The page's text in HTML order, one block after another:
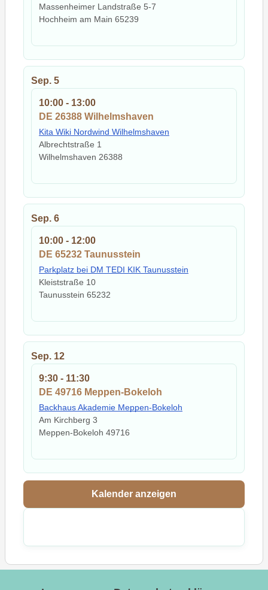
Massenheimer Landstraße 5-7
Hochheim am Main 65239
Sep. 5
10:00 - 13:00
DE 26388 Wilhelmshaven
Kita Wiki Nordwind Wilhelmshaven
Albrechtstraße 1
Wilhelmshaven 26388
Sep. 6
10:00 - 12:00
DE 65232 Taunusstein
Parkplatz bei DM TEDI KIK Taunusstein
Kleiststraße 10
Taunusstein 65232
Sep. 12
9:30 - 11:30
DE 49716 Meppen-Bokeloh
Backhaus Akademie Meppen-Bokeloh
Am Kirchberg 3
Meppen-Bokeloh 49716
Kalender anzeigen